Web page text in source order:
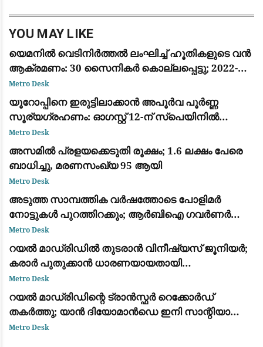
YOU MAY LIKE
യെമനിൽ വെടിനിർത്തൽ ലംഘിച്ച് ഹൂതികളുടെ വൻ
ആക്രമണം: 30 സൈനികർ കൊല്ലപ്പെട്ടു; 2022-ന്
ശേഷമുള്ള ഏറ്റവും വലിയ ഏറ്റുമുട്ടൽ
Metro Desk
യൂറോപ്പിനെ ഇരുട്ടിലാക്കാൻ അപൂർവ പൂർണ്ണ
സൂര്യഗ്രഹണം: ഓഗസ്റ്റ് 12-ന് സ്പെയിനിൽ
പ്രകൃതിയുടെ വിസ്മയക്കാഴ്ച
Metro Desk
അസമിൽ പ്രളയക്കെടുതി രൂക്ഷം; 1.6 ലക്ഷം പേരെ
ബാധിച്ചു, മരണസംഖ്യ 95 ആയി
Metro Desk
അടുത്ത സാമ്പത്തിക വർഷത്തോടെ പോളിമർ
നോട്ടുകൾ പുറത്തിറക്കും; ആർബിഐ ഗവർണർ
സഞ്ജയ് മൽഹോത്ര
Metro Desk
റയൽ മാഡ്രിഡിൽ തുടരാൻ വിനീഷ്യസ് ജൂനിയർ;
കരാർ പുതുക്കാൻ ധാരണയായതായി
ഫാബ്രിസിയോ റൊമാനോയും ദ അത്‌ലറ്റിക്കും
Metro Desk
റയൽ മാഡ്രിഡിന്റെ ട്രാൻസ്ഫർ റെക്കോർഡ്
തകർത്തു; യാൻ ദിയോമാൻഡെ ഇനി സാന്റിയാഗോ
ബെർണബ്യൂവിൽ
Metro Desk